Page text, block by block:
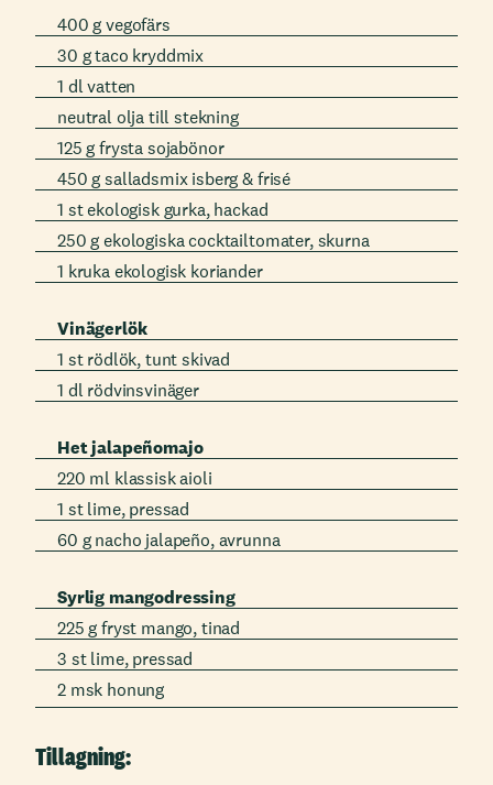
400 g vegofärs
30 g taco kryddmix
1 dl vatten
neutral olja till stekning
125 g frysta sojabönor
450 g salladsmix isberg & frisé
1 st ekologisk gurka, hackad
250 g ekologiska cocktailtomater, skurna
1 kruka ekologisk koriander
Vinägerlök
1 st rödlök, tunt skivad
1 dl rödvinsvinäger
Het jalapeñomajo
220 ml klassisk aioli
1 st lime, pressad
60 g nacho jalapeño, avrunna
Syrlig mangodressing
225 g fryst mango, tinad
3 st lime, pressad
2 msk honung
Tillagning: